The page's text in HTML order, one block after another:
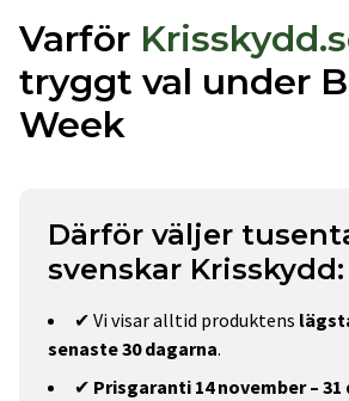
Varför
tryggt val under
Week
Därför väljer
svenskar Krisskydd:
✔ Vi visar alltid produktens
senaste 30 dagarna.
✔ Prisgaranti 14 november – 31